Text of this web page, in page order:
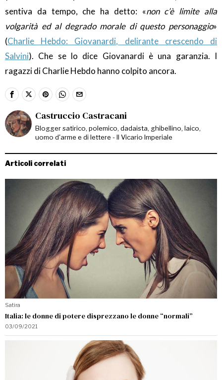
sentiva da tempo, che ha detto: «non c’è limite alla
volgarità ed al degrado morale di questo personaggio»
(Charlie Hebdo: Giovanardi, delirante crescendo di
Salvini). Che se lo dice Giovanardi è una garanzia. I
ragazzi di Charlie Hebdo hanno colpito ancora.
Castruccio Castracani
Blogger satirico, polemico, dadaista, ghibellino, laico,
uomo d'arme e di lettere - Il Vicario Imperiale
Articoli correlati
Satira
Italia: le donne di potere disprezzano le donne “normali”
03/09/2021